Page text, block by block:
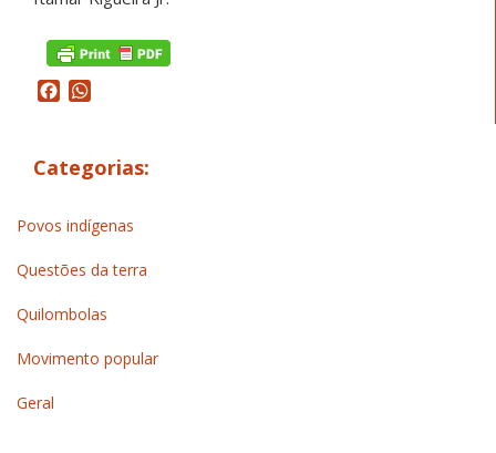
Facebook
Categorias:
Povos indígenas
Questões da terra
Quilombolas
Movimento popular
Geral